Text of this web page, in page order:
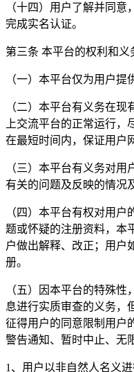
（十四）用户了解并同
完成实名认证。
第三条 本平台的权利和义
（一）本平台仅为用户提
（二）本平台有义务在
上交流平台的正常运行，
在最短时间内，保证用户
（三）本平台有义务对
有关的问题及反映的情况
（四）本平台有权对用
题或怀疑的注册资料，本
户做出解释、改正；用户
册。
（五）因本平台的特殊
息进行实质审查的义务，
征得用户的同意限制用户
警告通知、暂时中止、无
1、用户以非自然人名义